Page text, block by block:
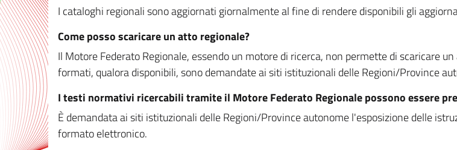
I cataloghi regionali sono aggiornati giornalmente al fine di rendere disponibili gli
Come posso scaricare un atto regionale?
Il Motore Federato Regionale, essendo un motore di ricerca, non permette di scaricare
formati, qualora disponibili, sono demandate ai siti istituzionali delle Regioni/Province
I testi normativi ricercabili tramite il Motore Federato Regionale possono essere
È demandata ai siti istituzionali delle Regioni/Province autonome l'esposizione delle
formato elettronico.